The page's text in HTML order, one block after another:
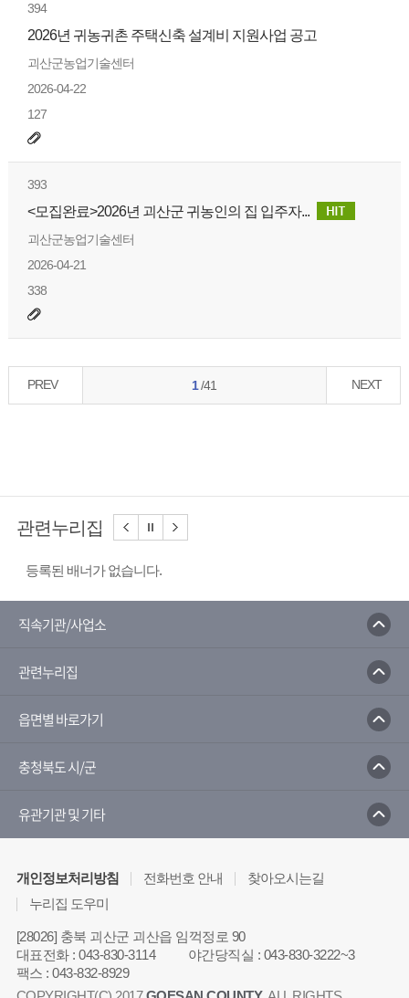
394
2026년 귀농귀촌 주택신축 설계비 지원사업 공고
괴산군농업기술센터
2026-04-22
127
393
<모집완료>2026년 괴산군 귀농인의 집 입주자...
괴산군농업기술센터
2026-04-21
338
PREV 1/41 NEXT
관련누리집
등록된 배너가 없습니다.
직속기관/사업소
관련누리집
읍면별 바로가기
충청북도 시/군
유관기관 및 기타
개인정보처리방침 전화번호 안내
찾아오시는길
누리집 도우미
[28026] 충북 괴산군 괴산읍 임꺽정로 90
대표전화:043-830-3114 야간당직실 : 043-830-3222~3
팩스 :043-832-8929